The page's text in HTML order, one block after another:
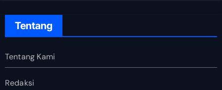
Tentang
Tentang Kami
Redaksi